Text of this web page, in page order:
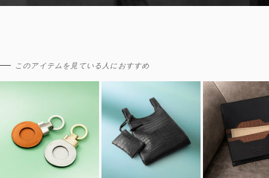
このアイテムを見ている人におすすめ